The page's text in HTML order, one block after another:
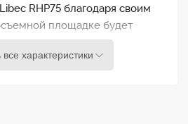
с постоянным усилием и
и быструю регулировку.
RHP75 благодаря своим
площадке будет
с использованием
характеристики